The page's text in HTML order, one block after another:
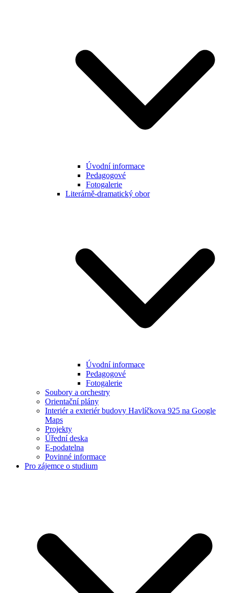
Úvodní informace
Pedagogové
Fotogalerie
Literárně-dramatický obor
Úvodní informace
Pedagogové
Fotogalerie
Soubory a orchestry
Orientační plány
Interiér a exteriér budovy Havlíčkova 925 na Google
Maps
Projekty
Úřední deska
E-podatelna
Povinné informace
Pro zájemce o studium